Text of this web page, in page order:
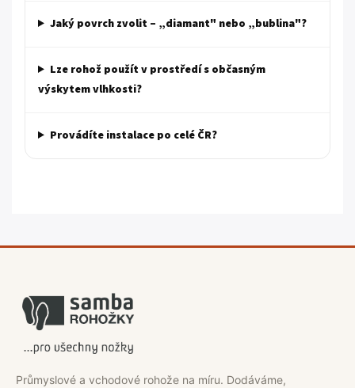
Jaký povrch zvolit – „diamant" nebo „bublina"?
Lze rohož použít v prostředí s občasným
výskytem vlhkosti?
Provádíte instalace po celé ČR?
Průmyslové a vchodové rohože na míru. Dodáváme,